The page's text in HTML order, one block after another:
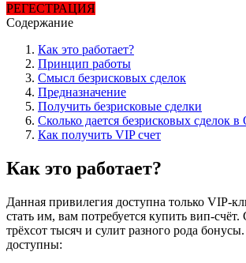
РЕГЕСТРАЦИЯ
Содержание
Как это работает?
Принцип работы
Смысл безрисковых сделок
Предназначение
Получить безрисковые сделки
Сколько дается безрисковых сделок
Как получить VIP счет
Как это работает?
Данная привилегия доступна только VIP-
стать им, вам потребуется купить вип-счёт.
трёхсот тысяч и сулит разного рода
доступны: